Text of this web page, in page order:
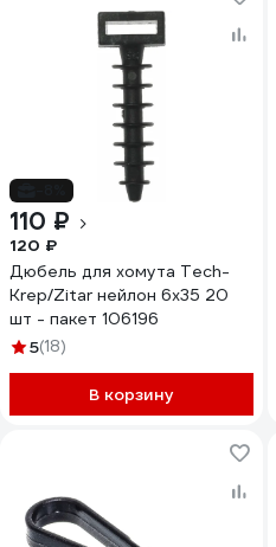
110 ₽
120 ₽
Дюбель для хомута Tech-
Krep/Zitar нейлон 6х35 20
шт - пакет 106196
5(18)
В корзину